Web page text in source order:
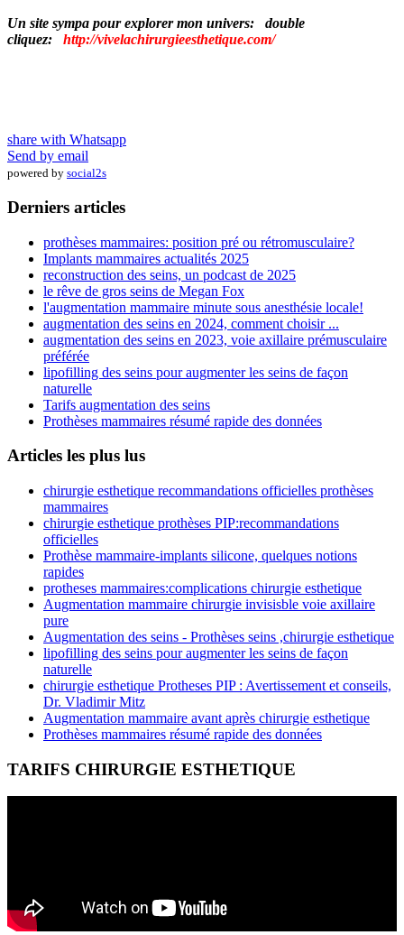
Un site sympa pour explorer mon univers: double
cliquez:
http://vivelachirurgieesthetique.com/
share with Whatsapp
Send by email
powered by social2s
Derniers articles
prothèses mammaires: position pré ou rétromusculaire?
Implants mammaires actualités 2025
reconstruction des seins, un podcast de 2025
le rêve de gros seins de Megan Fox
l'augmentation mammaire minute sous anesthésie locale!
augmentation des seins en 2024, comment choisir ...
augmentation des seins en 2023, voie axillaire prémusculaire
préférée
lipofilling des seins pour augmenter les seins de façon
naturelle
Tarifs augmentation des seins
Prothèses mammaires résumé rapide des données
Articles les plus lus
chirurgie esthetique recommandations officielles prothèses
mammaires
chirurgie esthetique prothèses PIP:recommandations
officielles
Prothèse mammaire-implants silicone, quelques notions
rapides
protheses mammaires:complications chirurgie esthetique
Augmentation mammaire chirurgie invisisble voie axillaire
pure
Augmentation des seins - Prothèses seins ,chirurgie esthetique
lipofilling des seins pour augmenter les seins de façon
naturelle
chirurgie esthetique Protheses PIP : Avertissement et conseils,
Dr. Vladimir Mitz
Augmentation mammaire avant après chirurgie esthetique
Prothèses mammaires résumé rapide des données
TARIFS CHIRURGIE ESTHETIQUE